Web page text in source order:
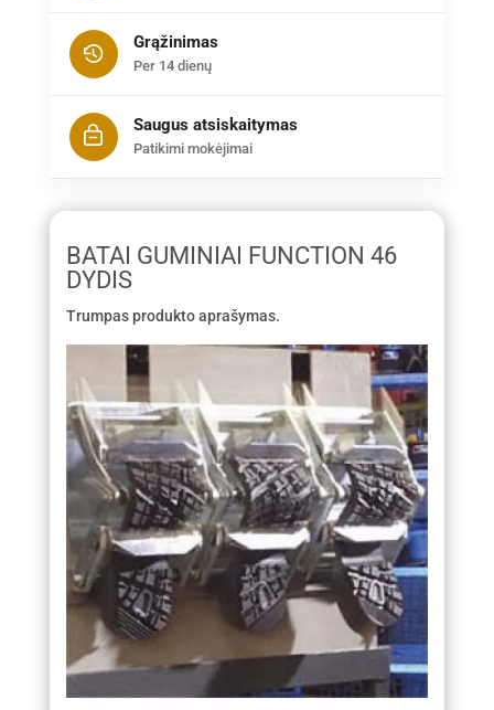
Grąžinimas
Per 14 dienų
Saugus atsiskaitymas
Patikimi mokėjimai
BATAI GUMINIAI FUNCTION 46
DYDIS
Trumpas produkto aprašymas.